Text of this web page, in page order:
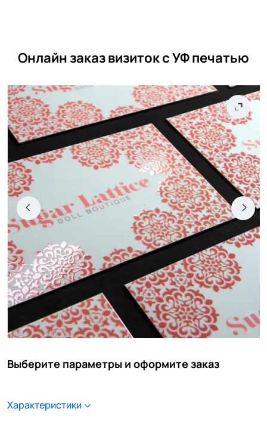
Онлайн заказ визиток с УФ печатью
Выберите параметры и оформите заказ
Характеристики